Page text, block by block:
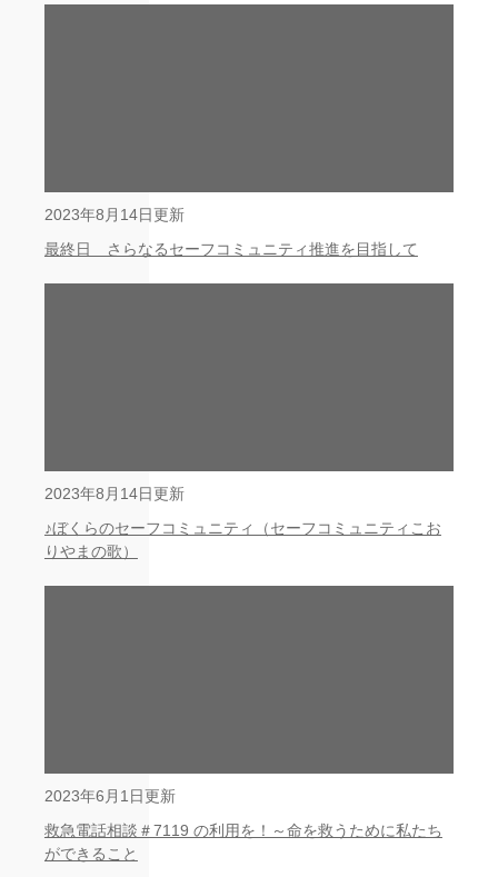
2023年8月14日更新
最終日 さらなるセーフコミュニティ推進を目指して
2023年8月14日更新
♪ぼくらのセーフコミュニティ（セーフコミュニティこお
りやまの歌）
2023年6月1日更新
救急電話相談＃7119 の利用を！～命を救うために私たち
ができること